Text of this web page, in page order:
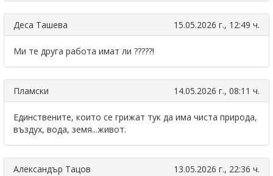
Деса Ташева 15.05.2026 г., 12:49 ч.
Mи те друга работа имат ли ?????!
Пламски 14.05.2026 г., 08:11 ч.
Единствените, които се грижат тук да има чиста природа,
въздух, вода, земя...живот.
Александър Тацов 13.05.2026 г., 22:36 ч.